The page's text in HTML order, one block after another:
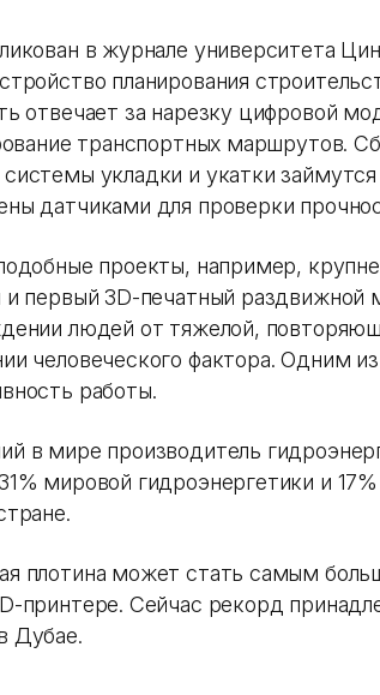
в журнале университета
планирования
отвечает за нарезку цифровой
транспортных маршрутов.
укладки и укатки
датчиками для проверки
проекты, например,
и первый 3D-печатный раздвижной
людей от тяжелой,
человеческого фактора. Одним
работы.
в мире производитель
мировой гидроэнергетики и
плотина может стать самым
принтере. Сейчас рекорд
Дубае.